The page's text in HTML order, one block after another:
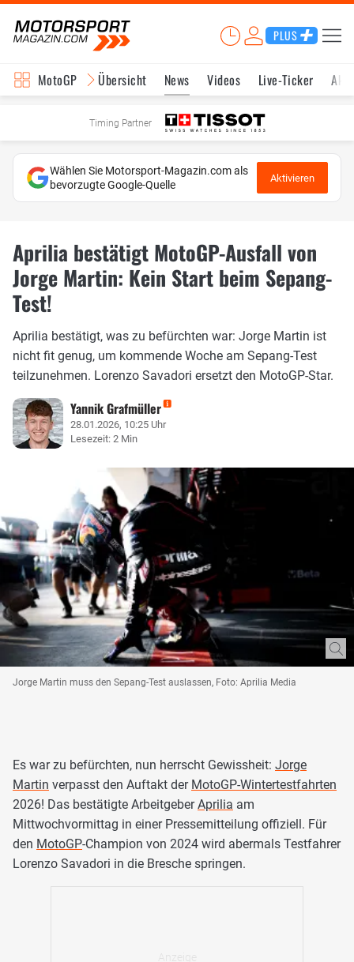
PLUS
MotoGP Übersicht News Videos Live-Ticker
Timing Partner
Wählen Sie Motorsport-Magazin.com als
bevorzugte Google-Quelle
Aktivieren
Aprilia bestätigt MotoGP-Ausfall von
Jorge Martin: Kein Start beim Sepang-
Test!
Aprilia bestätigt, was zu befürchten war: Jorge Martin ist
nicht fit genug, um kommende Woche am Sepang-Test
teilzunehmen. Lorenzo Savadori ersetzt den MotoGP-Star.
Yannik Grafmüller
28.01.2026, 10:25 Uhr
Lesezeit: 2 Min
Jorge Martin muss den Sepang-Test auslassen, Foto: Aprilia Media
Es war zu befürchten, nun herrscht Gewissheit: Jorge
Martin verpasst den Auftakt der MotoGP-Wintertestfahrten
2026! Das bestätigte ArbeitgeberAprilia am
Mittwochvormittag in einer Pressemitteilung offiziell. Für
den MotoGP-Champion von 2024 wird abermals Testfahrer
Lorenzo Savadori in die Bresche springen.